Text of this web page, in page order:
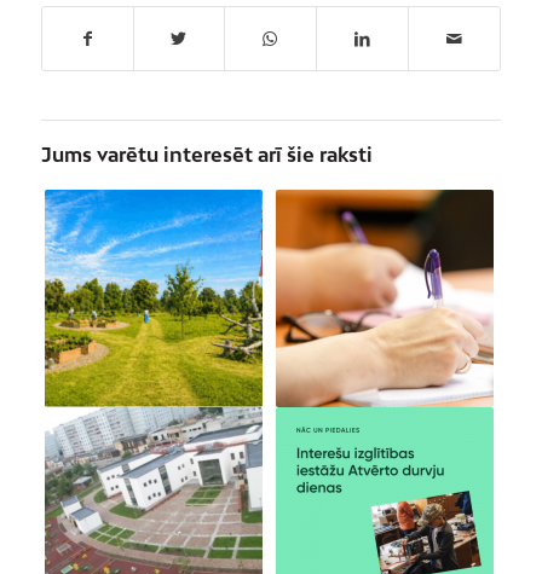
Jums varētu interesēt arī šie raksti